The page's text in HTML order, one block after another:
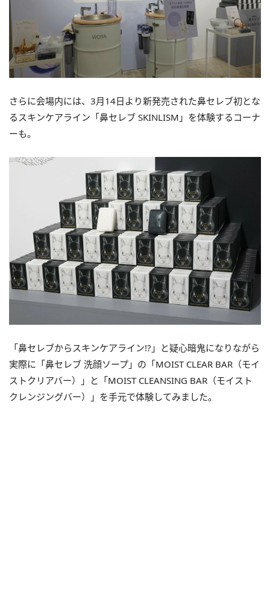
さらに会場内には、3月14日より新発売された鼻セレブ初とな
るスキンケアライン「鼻セレブ SKINLISM」を体験するコーナ
ーも。
「鼻セレブからスキンケアライン!?」と疑心暗鬼になりながら
実際に「鼻セレブ 洗顔ソープ」の「MOIST CLEAR BAR（モイ
ストクリアバー）」と「MOIST CLEANSING BAR（モイスト
クレンジングバー）」を手元で体験してみました。